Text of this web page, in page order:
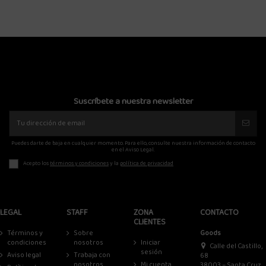
Suscríbete a nuestra newsletter
Puedes darte de baja en cualquier momento. Para ello, consulte nuestra información de contacto
en el Aviso Legal.
Acepto lostérminos y condicionesy la política de privacidad
LEGAL
Términos y
condiciones
Aviso legal
STAFF
Sobre
nosotros
Trabaja con
ZONA
CLIENTES
Iniciar
sesión
CONTACTO
Goods
Calle del Castillo,
68